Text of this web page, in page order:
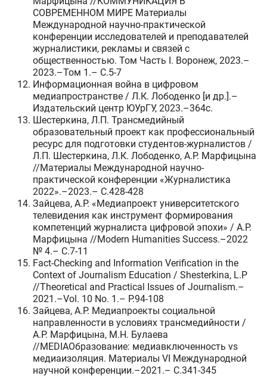
СОВРЕМЕННОМ МИРЕ Материалы
Международной научно-практической
конференции исследователей и преподавателей
журналистики, рекламы и связей с
общественностью. Том Часть I. Воронеж, 2023.–
2023.–Том 1.– C.5-7
Информационная война в цифровом
медиапространстве / Л.К. Лободенко [и др.].–
Издательский центр ЮУрГУ, 2023.–364c.
Шестеркина, Л.П. Трансмедийный
образовательный проект как профессиональный
ресурс для подготовки студентов-журналистов /
Л.П. Шестеркина, Л.К. Лободенко, А.Р. Марфицына
//Материалы Международной научно-
практической конференции «Журналистика
2022».–2023.– C.428-428
Зайцева, А.Р. «Медиапроект университетского
телевидения как инструмент формирования
компетенций журналиста цифровой эпохи» / А.Р.
Марфицына //Modern Humanities Success.–2022
№ 4.– C.7-11
Fact-Checking and Information Verification in the
Context of Journalism Education / Shesterkina, L.P
//Theoretical and Practical Issues of Journalism.–
2021.–Vol. 10 No. 1.– P.94-108
Зайцева, А.Р. Медиапроекты социальной
направленности в условиях трансмедийности /
А.Р. Марфицына, М.Н. Булаева
//MEDIAОбразование: медиавключенность vs
медиаизоляция. Материалы VI Международной
научной конференции.–2021.– C.341-345